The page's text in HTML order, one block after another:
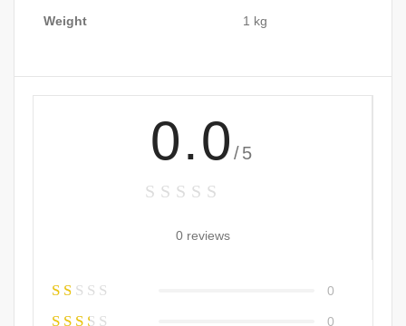
Weight 1 kg
0.0 /5
0 reviews
0
0